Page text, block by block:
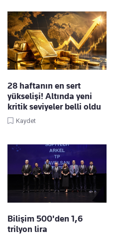
28 haftanın en sert
yükselişi! Altında yeni
kritik seviyeler belli oldu
Kaydet
Bilişim 500'den 1,6
trilyon lira